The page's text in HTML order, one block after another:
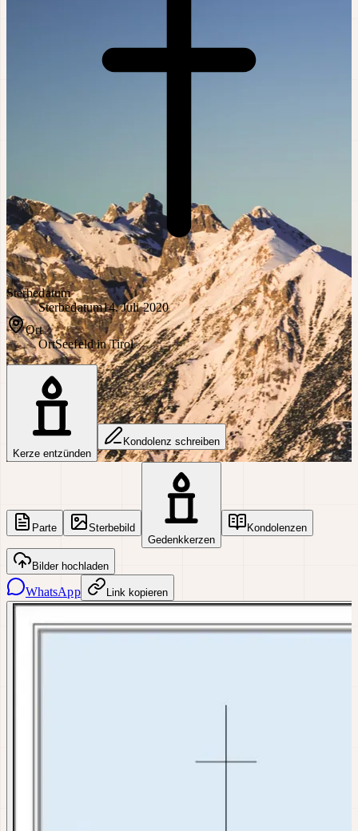
Sterbedatum
Sterbedatum14. Juli 2020
Ort
OrtSeefeld in Tirol
Kerze entzünden
Kondolenz schreiben
Parte
Sterbebild
Gedenkkerzen
Kondolenzen
Bilder hochladen
WhatsApp Link kopieren